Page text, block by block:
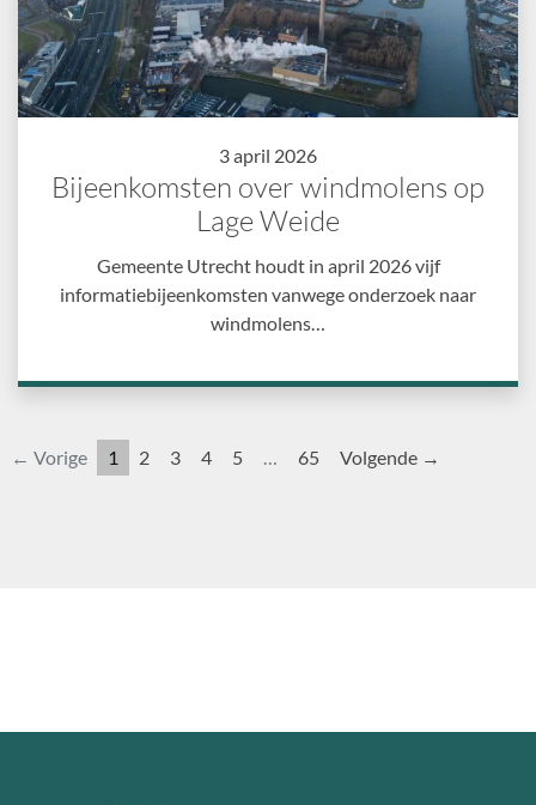
3 april 2026
Bijeenkomsten over windmolens op
Lage Weide
Gemeente Utrecht houdt in april 2026 vijf
informatiebijeenkomsten vanwege onderzoek naar
windmolens…
← Vorige 1 2 3 4 5 … 65 Volgende →